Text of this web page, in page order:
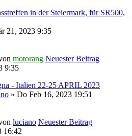
in der Steiermark, für SR500,
21, 2023 9:35
motorang Neuester Beitrag
9:35
- Italien 22-25 APRIL 2023
» Do Feb 16, 2023 19:51
luciano Neuester Beitrag
16:42